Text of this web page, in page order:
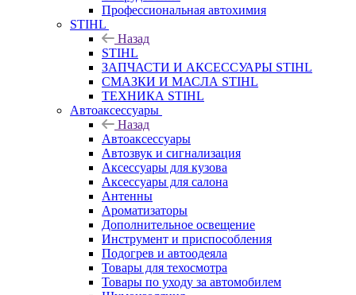
Профессиональная автохимия
STIHL
Назад
STIHL
ЗАПЧАСТИ И АКСЕССУАРЫ STIHL
СМАЗКИ И МАСЛА STIHL
ТЕХНИКА STIHL
Автоаксессуары
Назад
Автоаксессуары
Автозвук и сигнализация
Аксессуары для кузова
Аксессуары для салона
Антенны
Ароматизаторы
Дополнительное освещение
Инструмент и приспособления
Подогрев и автоодеяла
Товары для техосмотра
Товары по уходу за автомобилем